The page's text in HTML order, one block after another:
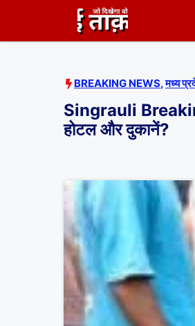
content
BREAKING NEWS,मध्य
Singrauli
होटल और दुकानें?